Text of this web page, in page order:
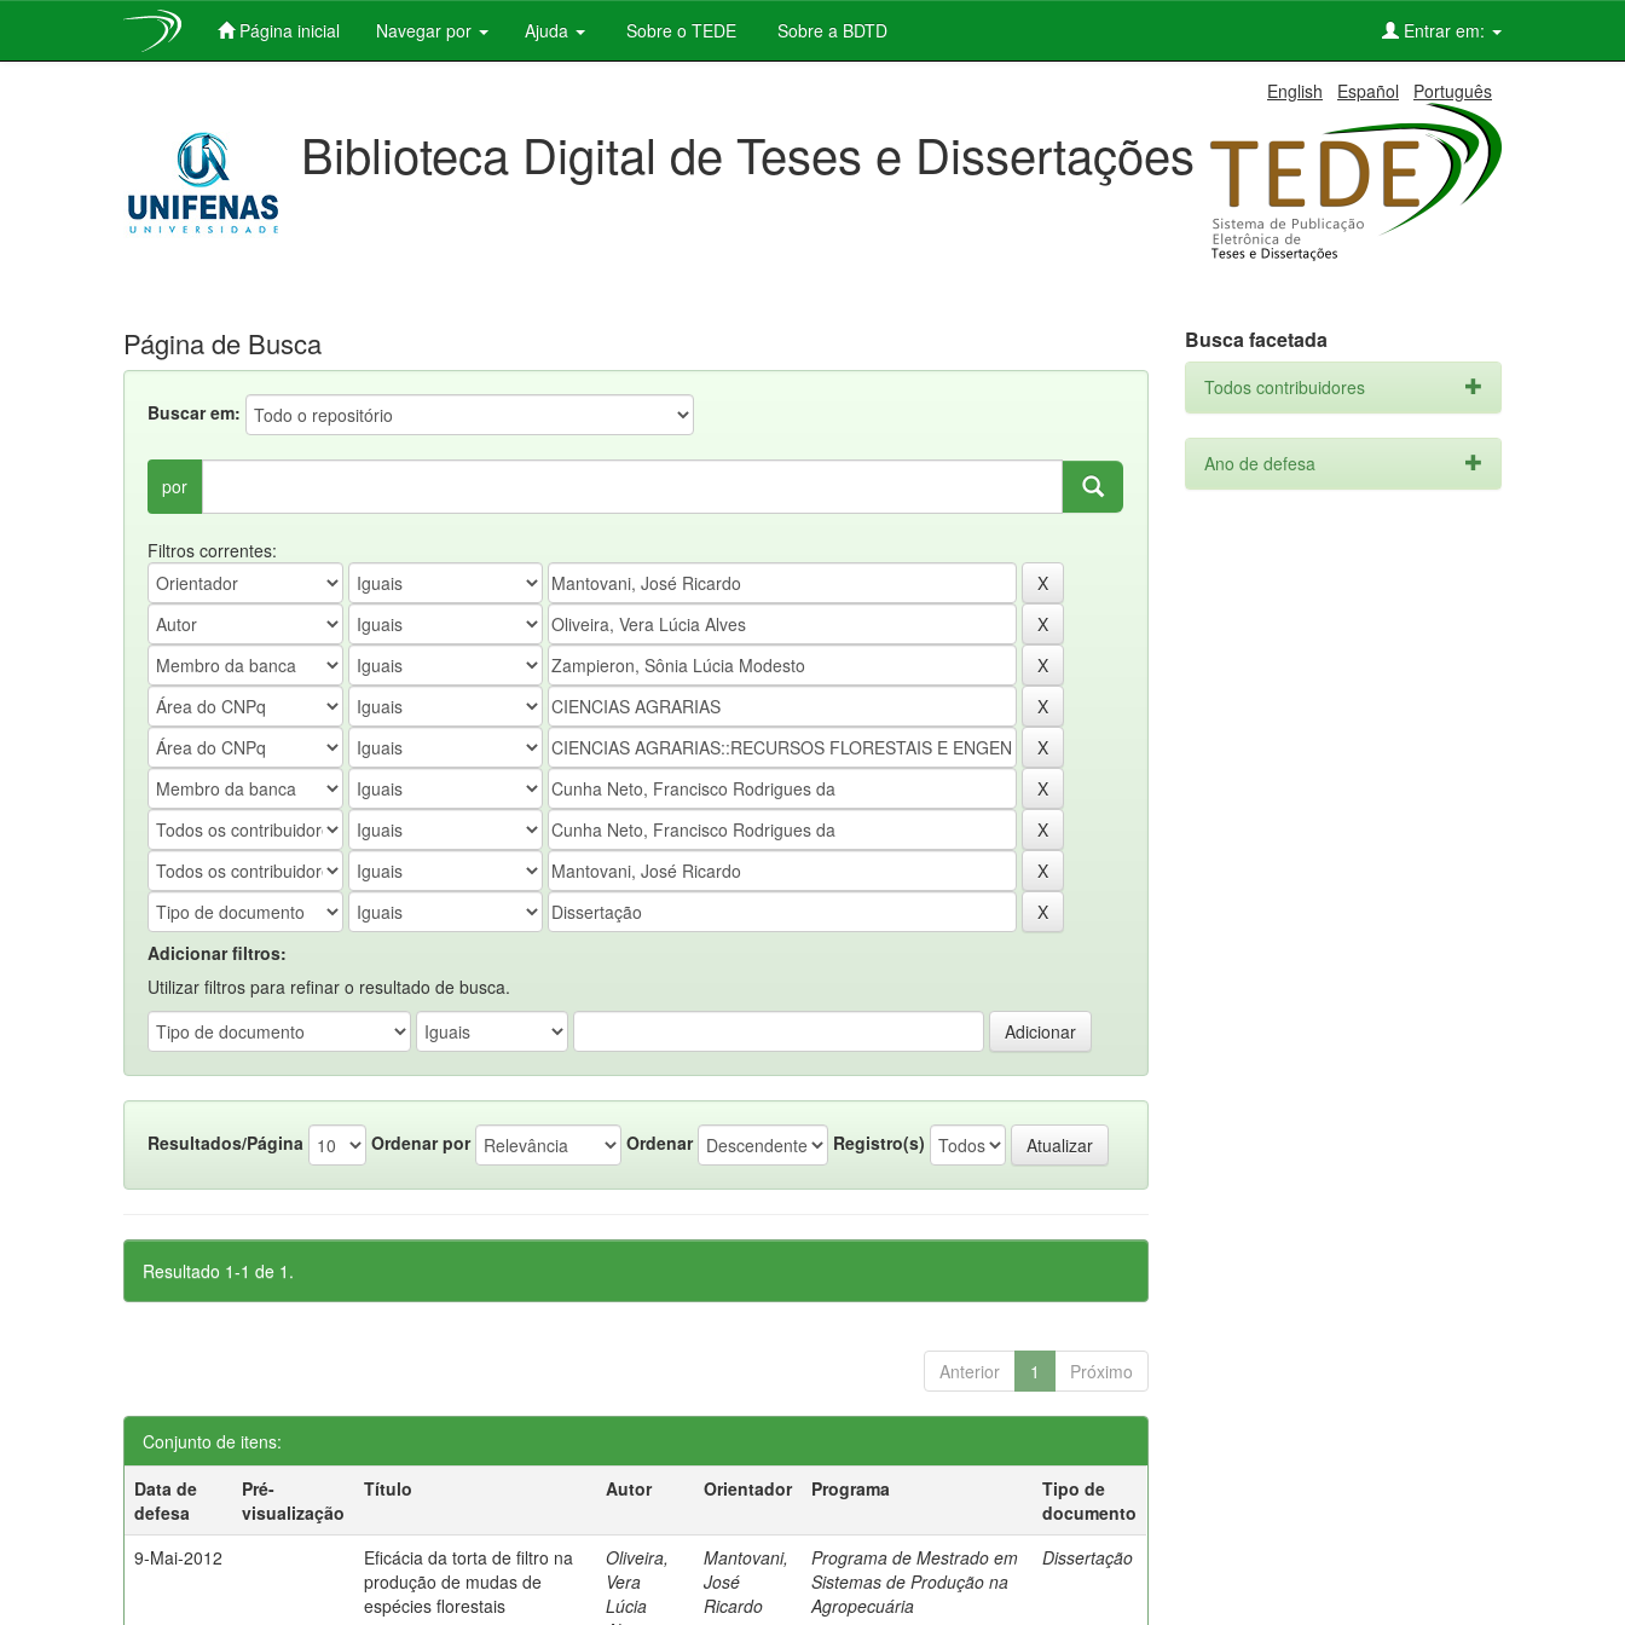
Página inicial Navegar por Ajuda Sobre o TEDE Sobre a BDTD Entrar em:
English Español Português
Biblioteca Digital de Teses e Dissertações
Página de Busca
Buscar em:
por
Filtros correntes:
Adicionar filtros:
Utilizar filtros para refinar o resultado de busca.
Resultados/Página Ordenar por Ordenar Registro(s)
Resultado 1-1 de 1.
Anterior 1 Próximo
Conjunto de itens:
Data de
defesa
Pré-
visualização
Título Autor Orientador Programa
Tipo de
documento
9-Mai-2012
Eficácia da torta de filtro na
produção de mudas de
espécies florestais
Oliveira,
Vera
Lúcia
Mantovani,
José
Ricardo
Programa de Mestrado em
Sistemas de Produção na
Agropecuária
Dissertação
Busca facetada
Todos contribuidores
Ano de defesa